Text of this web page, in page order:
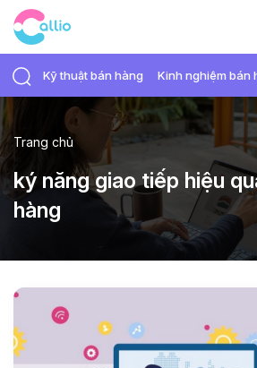
Kỹ thuật bán hàng Kinh nghiệm bán
Trang chủ
ký năng giao tiếp hiệu
hàng